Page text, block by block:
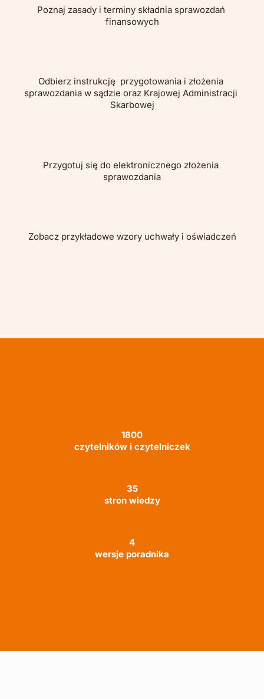
Poznaj zasady i terminy składnia sprawozdań
finansowych
Odbierz instrukcję  przygotowania i złożenia
sprawozdania w sądzie oraz Krajowej Administracji
Skarbowej
Przygotuj się do elektronicznego złożenia
sprawozdania
Zobacz przykładowe wzory uchwały i oświadczeń
1800
czytelników i czytelniczek
35
stron wiedzy
4
wersje poradnika